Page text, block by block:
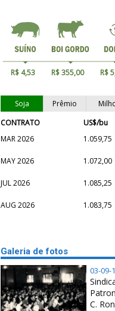
R$ 4,53 R$ 355,00 R$
Soja Prêmio
CONTRATO
US$/bu
MAR 2026
1.059,75
MAY 2026 1.072,00
JUL 2026 1.085,25
AUG 2026 1.083,75
Galeria de fotos
03-09-
C.